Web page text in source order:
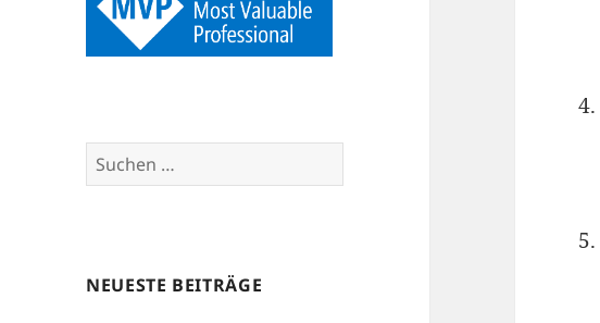
Suchen
nach:
NEUESTE BEITRÄGE